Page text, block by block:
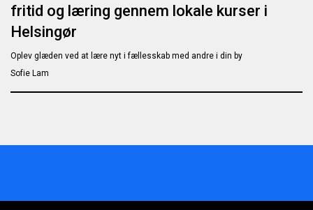
fritid og læring gennem lokale kurser i
Helsingør
Oplev glæden ved at lære nyt i fællesskab med andre i din by
Sofie Lam